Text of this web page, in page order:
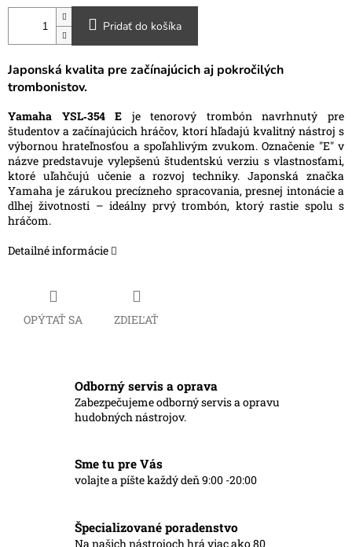
Pridať do košíka
Japonská kvalita pre začínajúcich aj pokročilých
trombonistov.
Yamaha YSL‑354 E je tenorový trombón navrhnutý pre
študentov a začínajúcich hráčov, ktorí hľadajú kvalitný nástroj s
výbornou hrateľnosťou a spoľahlivým zvukom. Označenie "E" v
názve predstavuje vylepšenú študentskú verziu s vlastnosťami,
ktoré uľahčujú učenie a rozvoj techniky. Japonská značka
Yamaha je zárukou precízneho spracovania, presnej intonácie a
dlhej životnosti – ideálny prvý trombón, ktorý rastie spolu s
hráčom.
Detailné informácie
OPÝTAŤ SA ZDIEĽAŤ
Odborný servis a oprava
Zabezpečujeme odborný servis a opravu
hudobných nástrojov.
Sme tu pre Vás
volajte a píšte každý deň 9:00 -20:00
Špecializované poradenstvo
Na našich nástrojoch hrá viac ako 80